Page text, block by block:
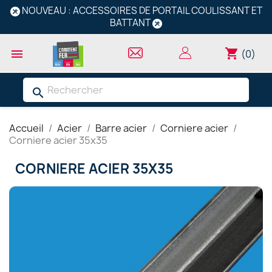
NOUVEAU : ACCESSOIRES DE PORTAIL COULISSANT ET
BATTANT
 shopping_cart (0)
search
Accueil Acier Barre acier
Corniere acier
Corniere acier 35x35
CORNIERE ACIER 35X35